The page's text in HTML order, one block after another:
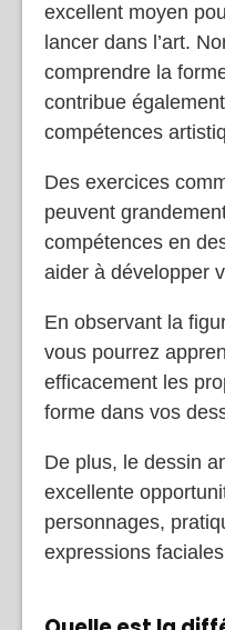
excellent moyen
lancer dans l’art.
comprendre la
contribue
compétences
Des exercices
peuvent
compétences en
aider à développer
En observant la
vous pourrez
efficacement les
forme dans vos
De plus, le dessin
excellente
personnages,
expressions